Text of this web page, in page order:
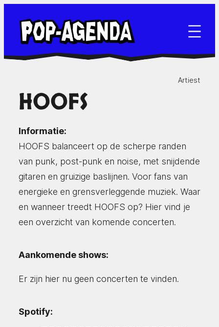
naar
inhoud
Artiest
HOOFS
Informatie:
HOOFS balanceert op de scherpe randen
van punk, post-punk en noise, met snijdende
gitaren en gruizige baslijnen. Voor fans van
energieke en grensverleggende muziek. Waar
en wanneer treedt HOOFS op? Hier vind je
een overzicht van komende concerten.
Aankomende shows:
Er zijn hier nu geen concerten te vinden.
Spotify: